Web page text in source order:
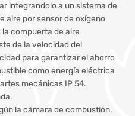
integrandolo a un sistema de
aire por sensor de oxígeno
compuerta de aire
de la velocidad del
para garantizar el ahorro
como energía eléctrica
mecánicas IP 54.
la cámara de combustión.